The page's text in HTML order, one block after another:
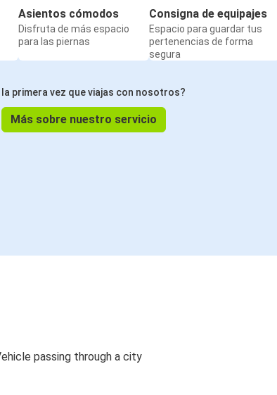
Asientos cómodos
Disfruta de más espacio
para las piernas
Consigna de equipajes
Espacio para guardar tus
pertenencias de forma
segura
la primera vez que viajas con nosotros?
Más sobre nuestro servicio